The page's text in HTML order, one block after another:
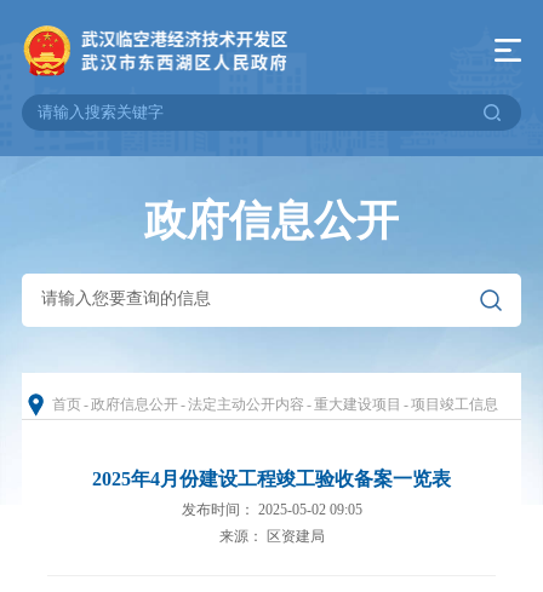
政府信息公开
首页-政府信息公开-法定主动公开内容 -重大建设项目 -项目竣工信息
2025年4月份建设工程竣工验收备案一览表
发布时间： 2025-05-02 09:05
来源： 区资建局